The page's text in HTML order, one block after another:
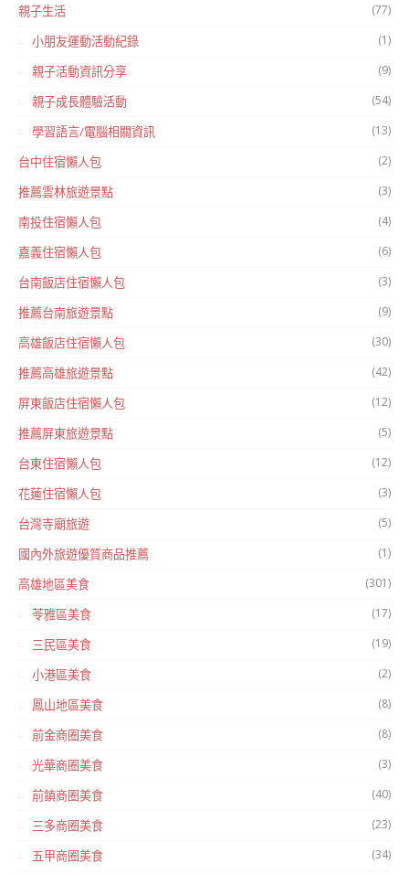
親子生活 (77)
小朋友運動活動紀錄 (1)
親子活動資訊分享 (9)
親子成長體驗活動 (54)
學習語言/電腦相關資訊 (13)
台中住宿懶人包 (2)
推薦雲林旅遊景點 (3)
南投住宿懶人包 (4)
嘉義住宿懶人包 (6)
台南飯店住宿懶人包 (3)
推薦台南旅遊景點 (9)
高雄飯店住宿懶人包 (30)
推薦高雄旅遊景點 (42)
屏東飯店住宿懶人包 (12)
推薦屏東旅遊景點 (5)
台東住宿懶人包 (12)
花蓮住宿懶人包 (3)
台灣寺廟旅遊 (5)
國內外旅遊優質商品推薦 (1)
高雄地區美食 (301)
苓雅區美食 (17)
三民區美食 (19)
小港區美食 (2)
鳳山地區美食 (8)
前金商圈美食 (8)
光華商圈美食 (3)
前鎮商圈美食 (40)
三多商圈美食 (23)
五甲商圈美食 (34)